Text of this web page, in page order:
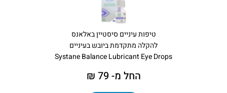
טיפות עיניים סיסטיין באלאנס
להקלה מתקדמת ביובש בעיניים
Systane Balance Lubricant Eye Drops
החל מ- 79 ₪